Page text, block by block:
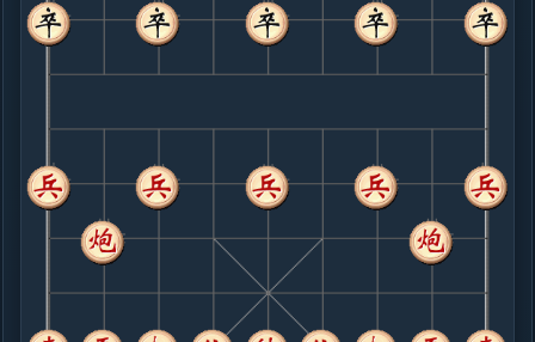
6. 车一进一
黑+5
炮八平七
.....车８进４
红+19
马３进２
7. 炮八平三
红+7
8. 车九平八
红+15
.....车１进２
红+6
9. 车八进一
红+2
.....马３进４
10. 车一平二
红+1
.....车８进４
红+0
黑+1